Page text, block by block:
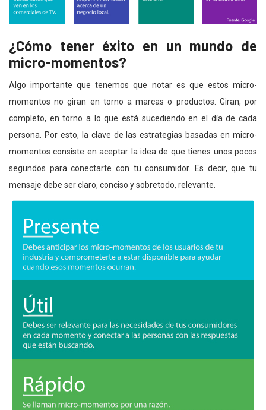
¿Cómo tener éxito en un mundo de
micro-momentos?
Algo importante que tenemos que notar es que estos micro-
momentos no giran en torno a marcas o productos. Giran, por
completo, en torno a lo que está sucediendo en el día de cada
persona. Por esto, la clave de las estrategias basadas en micro-
momentos consiste en aceptar la idea de que tienes unos pocos
segundos para conectarte con tu consumidor. Es decir, que tu
mensaje debe ser claro, conciso y sobretodo, relevante.